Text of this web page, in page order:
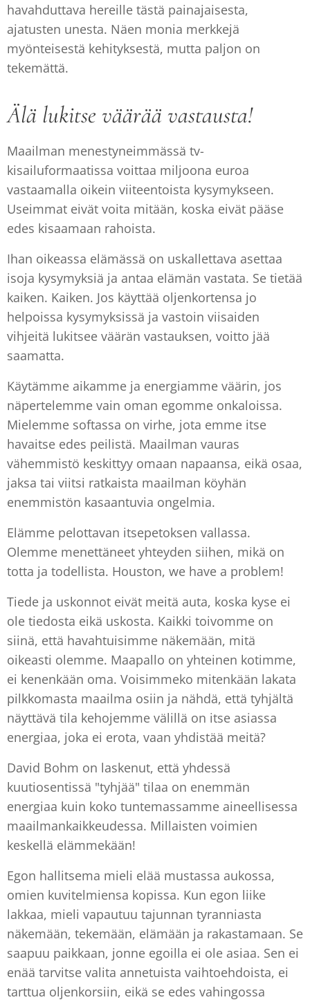
havahduttava hereille tästä painajaisesta,
ajatusten unesta. Näen monia merkkejä
myönteisestä kehityksestä, mutta paljon on
tekemättä.
Älä lukitse väärää vastausta!
Maailman menestyneimmässä tv-
kisailuformaatissa voittaa miljoona euroa
vastaamalla oikein viiteentoista kysymykseen.
Useimmat eivät voita mitään, koska eivät pääse
edes kisaamaan rahoista.
Ihan oikeassa elämässä on uskallettava asettaa
isoja kysymyksiä ja antaa elämän vastata. Se tietää
kaiken. Kaiken. Jos käyttää oljenkortensa jo
helpoissa kysymyksissä ja vastoin viisaiden
vihjeitä lukitsee väärän vastauksen, voitto jää
saamatta.
Käytämme aikamme ja energiamme väärin, jos
näpertelemme vain oman egomme onkaloissa.
Mielemme softassa on virhe, jota emme itse
havaitse edes peilistä. Maailman vauras
vähemmistö keskittyy omaan napaansa, eikä osaa,
jaksa tai viitsi ratkaista maailman köyhän
enemmistön kasaantuvia ongelmia.
Elämme pelottavan itsepetoksen vallassa.
Olemme menettäneet yhteyden siihen, mikä on
totta ja todellista. Houston, we have a problem!
Tiede ja uskonnot eivät meitä auta, koska kyse ei
ole tiedosta eikä uskosta. Kaikki toivomme on
siinä, että havahtuisimme näkemään, mitä
oikeasti olemme. Maapallo on yhteinen kotimme,
ei kenenkään oma. Voisimmeko mitenkään lakata
pilkkomasta maailma osiin ja nähdä, että tyhjältä
näyttävä tila kehojemme välillä on itse asiassa
energiaa, joka ei erota, vaan yhdistää meitä?
David Bohm on laskenut, että yhdessä
kuutiosentissä "tyhjää" tilaa on enemmän
energiaa kuin koko tuntemassamme aineellisessa
maailmankaikkeudessa. Millaisten voimien
keskellä elämmekään!
Egon hallitsema mieli elää mustassa aukossa,
omien kuvitelmiensa kopissa. Kun egon liike
lakkaa, mieli vapautuu tajunnan tyranniasta
näkemään, tekemään, elämään ja rakastamaan. Se
saapuu paikkaan, jonne egoilla ei ole asiaa. Sen ei
enää tarvitse valita annetuista vaihtoehdoista, ei
tarttua oljenkorsiin, eikä se edes vahingossa